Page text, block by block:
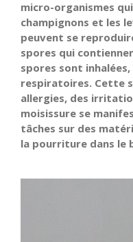
micro-organismes
champignons et les
peuvent se
spores qui
spores sont
respiratoires. Cette
allergies, des
moisissure se
tâches sur des
la pourriture dans le